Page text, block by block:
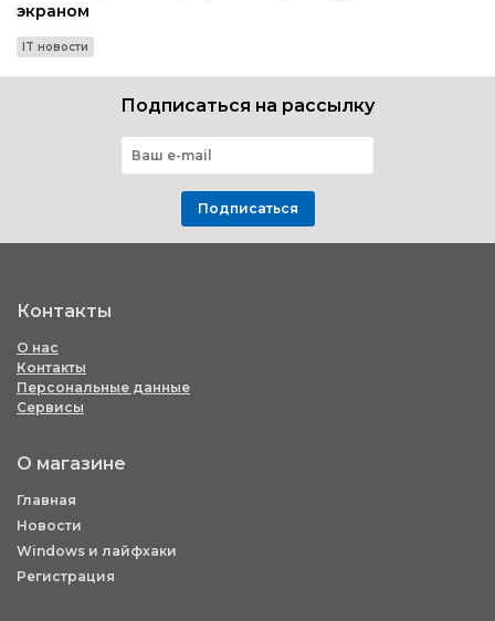
экраном
IT новости
Подписаться на рассылку
Подписаться
Контакты
О нас
Контакты
Персональные данные
Сервисы
О магазине
Главная
Новости
Windows и лайфхаки
Регистрация